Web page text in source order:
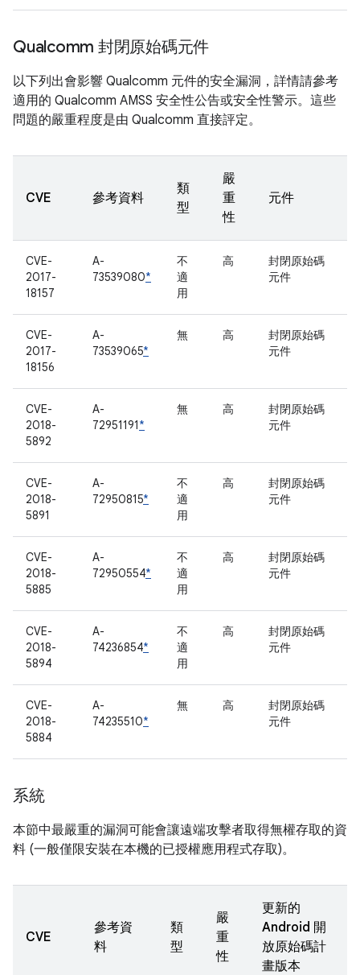
Qualcomm 封閉原始碼元件
以下列出會影響 Qualcomm 元件的安全漏洞，詳情請參考
適用的 Qualcomm AMSS 安全性公告或安全性警示。這些
問題的嚴重程度是由 Qualcomm 直接評定。
CVE 參考資料
類
型
嚴
重
性
元件
CVE-
2017-
18157
A-
73539080*
不
適
用
高
封閉原始碼
元件
CVE-
2017-
18156
A-
73539065*
無 高
封閉原始碼
元件
CVE-
2018-
5892
A-
72951191*
無 高
封閉原始碼
元件
CVE-
2018-
5891
A-
72950815*
不
適
用
高
封閉原始碼
元件
CVE-
2018-
5885
A-
72950554*
不
適
用
高
封閉原始碼
元件
CVE-
2018-
5894
A-
74236854*
不
適
用
高
封閉原始碼
元件
CVE-
2018-
5884
A-
74235510*
無 高
封閉原始碼
元件
系統
本節中最嚴重的漏洞可能會讓遠端攻擊者取得無權存取的資
料 (一般僅限安裝在本機的已授權應用程式存取)。
CVE
參考資
料
類
型
嚴
重
性
更新的
Android 開
放原始碼計
畫版本